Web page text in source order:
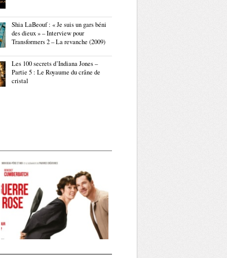
Shia LaBeouf : « Je suis un gars béni
des dieux » – Interview pour
Transformers 2 – La revanche (2009)
Les 100 secrets d’Indiana Jones –
Partie 5 : Le Royaume du crâne de
cristal